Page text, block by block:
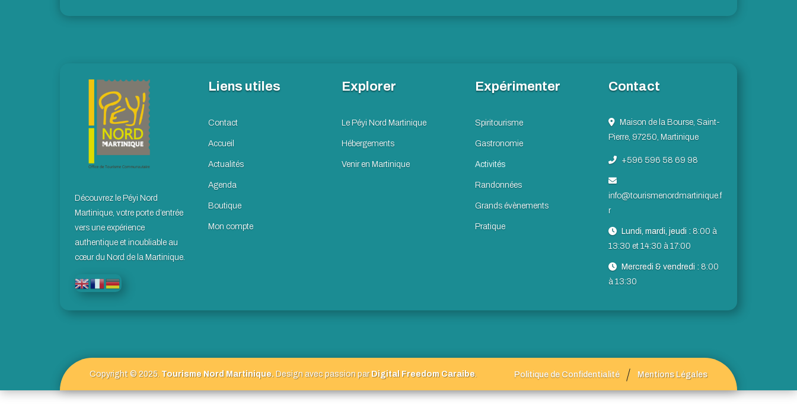
Découvrez le Péyi Nord
Martinique, votre porte d’entrée
vers une expérience
authentique et inoubliable au
cœur du Nord de la Martinique.
Liens utiles
Contact
Accueil
Actualités
Agenda
Boutique
Mon compte
Explorer
Le Péyi Nord Martinique
Hébergements
Venir en Martinique
Expérimenter
Spiritourisme
Gastronomie
Activités
Randonnées
Grands évènements
Pratique
Contact
Maison de la Bourse, Saint-
Pierre, 97250, Martinique
+596 596 58 69 98
info@tourismenordmartinique.f
r
Lundi, mardi, jeudi : 8:00 à
13:30 et 14:30 à 17:00
Mercredi & vendredi : 8:00
à 13:30
Copyright © 2025. Tourisme Nord Martinique.Design avec passion par Digital Freedom Caraibe. Politique de Confidentialité Mentions Légales